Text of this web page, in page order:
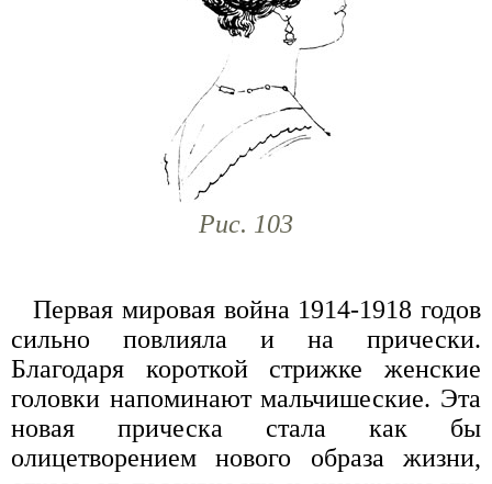
Рис. 103
Первая мировая война 1914-1918 годов
сильно повлияла и на прически.
Благодаря короткой стрижке женские
головки напоминают мальчишеские. Эта
новая прическа стала как бы
олицетворением нового образа жизни,